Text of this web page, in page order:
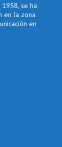
se ha
en la zona
en